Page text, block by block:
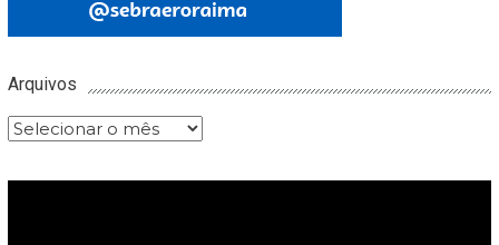
Arquivos
Arquivos